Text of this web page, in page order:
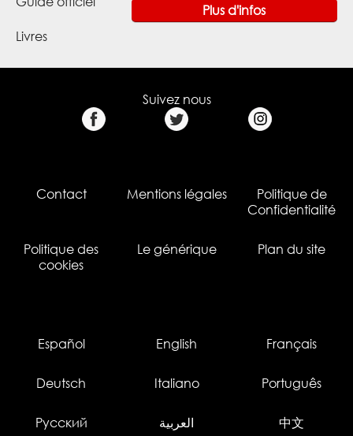
Plus d'infos
Livres
Suivez nous
Contact Mentions légales
Politique de
Confidentialité
Politique des
cookies
Le générique Plan du site
Español English Français
Deutsch Italiano Português
Русский العربية 中文